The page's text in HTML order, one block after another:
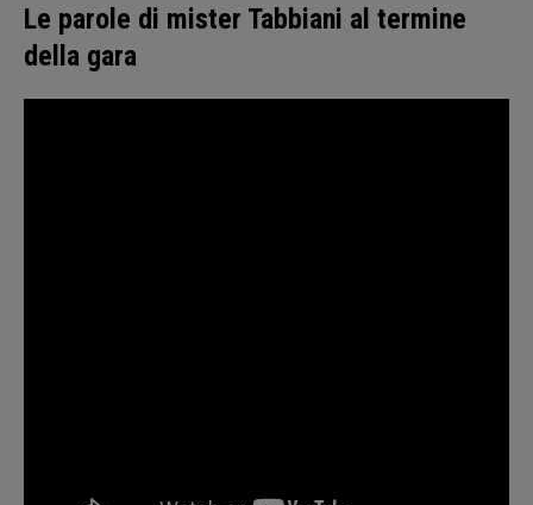
Le parole di mister Tabbiani al termine
della gara